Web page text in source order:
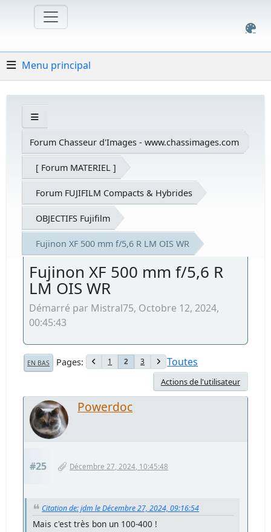
Menu principal
Forum Chasseur d'Images - www.chassimages.com
[ Forum MATERIEL ]
Forum FUJIFILM Compacts & Hybrides
OBJECTIFS Fujifilm
Fujinon XF 500 mm f/5,6 R LM OIS WR
Fujinon XF 500 mm f/5,6 R
LM OIS WR
Démarré par Mistral75, Octobre 12, 2024,
00:45:43
EN BAS Pages 1 2 3 Toutes
Actions de l'utilisateur
Powerdoc
#25 Décembre 27, 2024, 10:45:48
Citation de: jdm le Décembre 27, 2024, 09:16:54
Mais c'est très bon un 100-400 !